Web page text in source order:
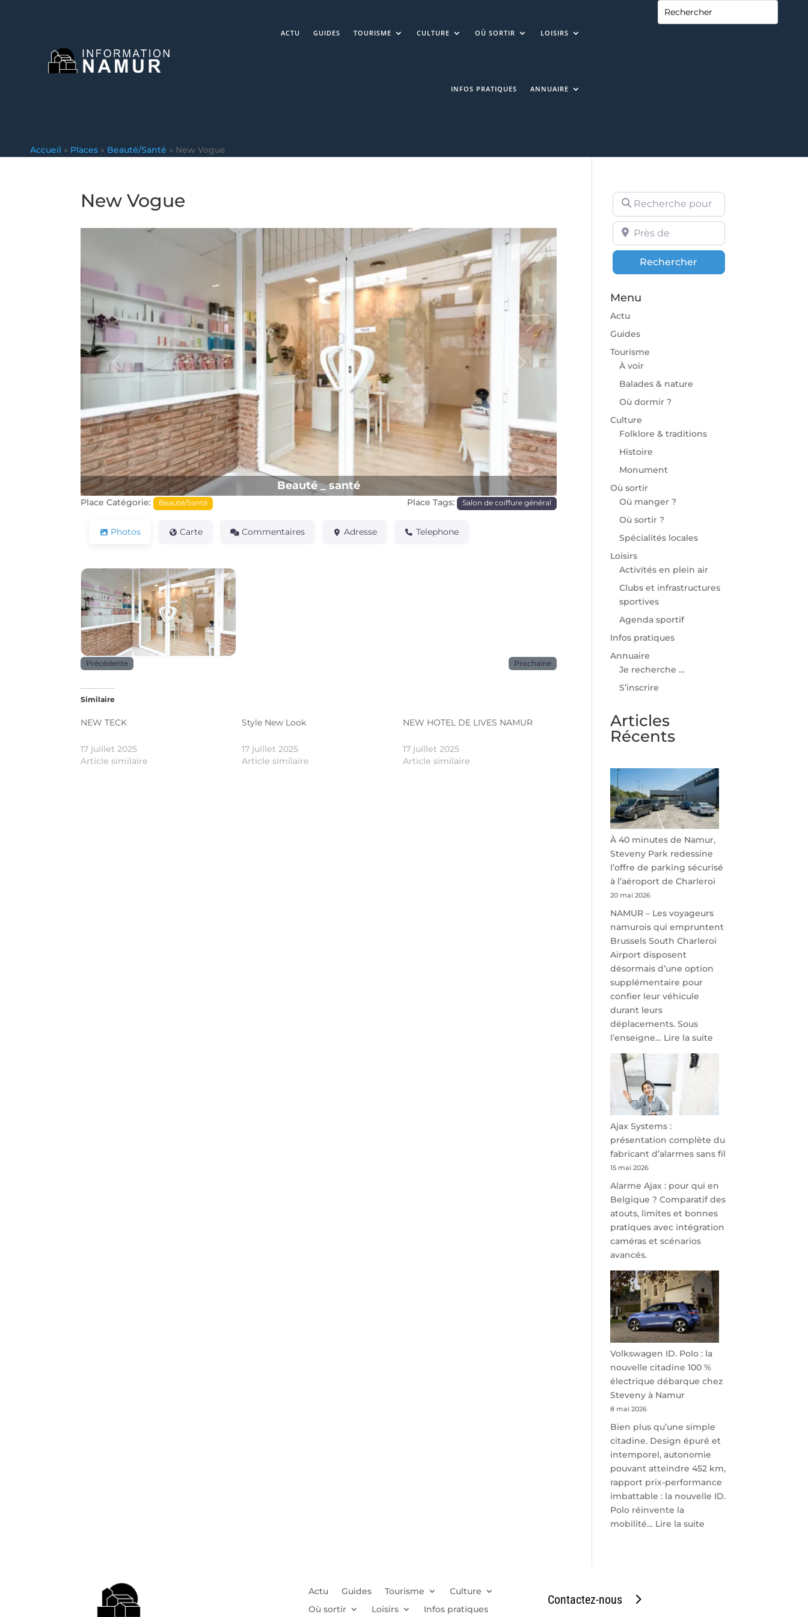
ACTU GUIDES TOURISME CULTURE OÙ SORTIR LOISIRS
INFOS PRATIQUES ANNUAIRE
Accueil » Places » Beauté/Santé » New Vogue
New Vogue
Beauté _ santé
Précédente Prochaine
Place Catégorie: Beauté/Santé Place Tags: Salon de coiffure général
Photos Carte Commentaires Adresse Telephone
Beauté _ santé
Précédente Prochaine
Similaire
NEW TECK
17 juillet 2025
Article similaire
Style New Look
17 juillet 2025
Article similaire
NEW HOTEL DE LIVES NAMUR
17 juillet 2025
Article similaire
Recherche pour
Près de
Rechercher
Menu
Actu
Guides
Tourisme
À voir
Balades & nature
Où dormir ?
Culture
Folklore & traditions
Histoire
Monument
Où sortir
Où manger ?
Où sortir ?
Spécialités locales
Loisirs
Activités en plein air
Clubs et infrastructures
sportives
Agenda sportif
Infos pratiques
Annuaire
Je recherche …
S’inscrire
Articles
Récents
À 40 minutes de Namur,
Steveny Park redessine
l’offre de parking sécurisé
à l’aéroport de Charleroi
20 mai 2026
NAMUR – Les voyageurs
namurois qui empruntent
Brussels South Charleroi
Airport disposent
désormais d’une option
supplémentaire pour
confier leur véhicule
durant leurs
déplacements. Sous
l’enseigne… Lire la suite
Park
redessine
parking
sécurisé
à
l’aéroport
Ajax Systems :
présentation complète du
fabricant d’alarmes sans fil
15 mai 2026
Alarme Ajax : pour qui en
Belgique ? Comparatif des
atouts, limites et bonnes
pratiques avec intégration
caméras et scénarios
avancés.
Volkswagen ID. Polo : la
nouvelle citadine 100 %
électrique débarque chez
Steveny à Namur
8 mai 2026
Bien plus qu’une simple
citadine. Design épuré et
intemporel, autonomie
pouvant atteindre 452 km,
rapport prix-performance
imbattable : la nouvelle ID.
Polo réinvente la
mobilité… Lire la suite
Actu Guides Tourisme
Culture
Où sortir
Loisirs Infos pratiques
Contactez-nous